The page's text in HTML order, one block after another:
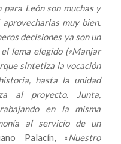
León son muchas y
muy bien.
decisiones ya son un
lema elegido («Manjar
sintetiza la vocación
hasta la unidad
al proyecto. Junta,
en la misma
al servicio de un
Palacín, «Nuestro